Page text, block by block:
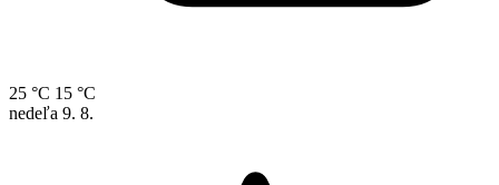
25 °C 15 °C
nedeľa 9. 8.